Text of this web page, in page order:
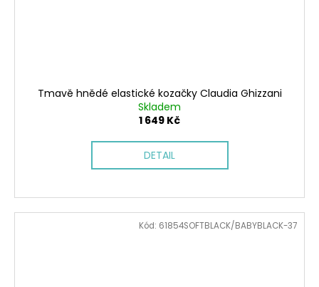
Tmavě hnědé elastické kozačky Claudia Ghizzani
Skladem
1 649 Kč
DETAIL
Kód: 61854SOFTBLACK/BABYBLACK-37